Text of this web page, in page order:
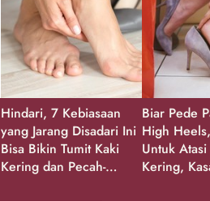
Hindari, 7 Kebiasaan
yang Jarang Disadari Ini
Bisa Bikin Tumit Kaki
Kering dan Pecah-
Biar Pede
High
Untuk
Kering,